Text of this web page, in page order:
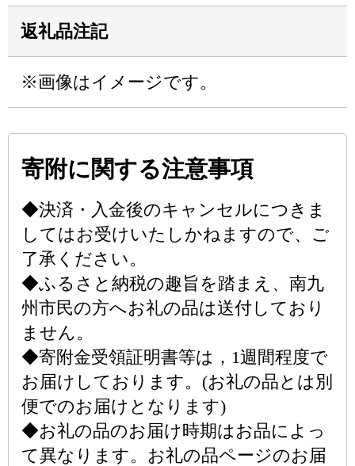
返礼品注記
※画像はイメージです。
寄附に関する注意事項
◆決済・入金後のキャンセルにつきま
してはお受けいたしかねますので、ご
了承ください。
◆ふるさと納税の趣旨を踏まえ、南九
州市民の方へお礼の品は送付しており
ません。
◆寄附金受領証明書等は，1週間程度で
お届けしております。(お礼の品とは別
便でのお届けとなります)
◆お礼の品のお届け時期はお品によっ
て異なります。お礼の品ページのお届